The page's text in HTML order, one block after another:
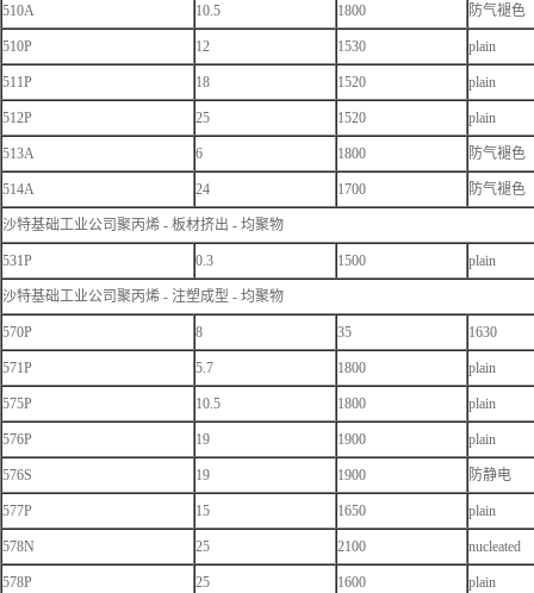
510A 10.5 1800 防气褪色
510P 12 1530 plain
511P 18 1520 plain
512P 25 1520 plain
513A 6 1800 防气褪色
514A 24 1700 防气褪色
沙特基础工业公司聚丙烯 - 板材挤出 - 均聚物
531P 0.3 1500 plain
沙特基础工业公司聚丙烯 - 注塑成型 - 均聚物
570P 8 35 1630
571P 5.7 1800 plain
575P 10.5 1800 plain
576P 19 1900 plain
576S 19 1900 防静电
577P 15 1650 plain
578N 25 2100 nucleated
578P 25 1600 plain